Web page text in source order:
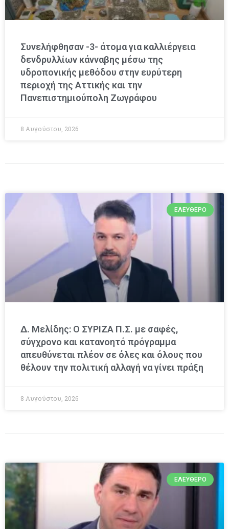
Συνελήφθησαν -3- άτομα για καλλιέργεια
δενδρυλλίων κάνναβης μέσω της
υδροπονικής μεθόδου στην ευρύτερη
περιοχή της Αττικής και την
Πανεπιστημιούπολη Ζωγράφου
8 Αυγούστου, 2026
ΕΛΕΎΘΕΡΟ
Δ. Μελίδης: Ο ΣΥΡΙΖΑ Π.Σ. με σαφές,
σύγχρονο και κατανοητό πρόγραμμα
απευθύνεται πλέον σε όλες και όλους που
θέλουν την πολιτική αλλαγή να γίνει πράξη
8 Αυγούστου, 2026
ΕΛΕΎΘΕΡΟ